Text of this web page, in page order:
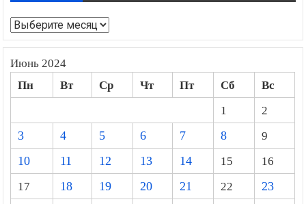
Архивы
Июнь 2024
Пн Вт Ср Чт Пт Сб
Вс
1
2
3
4 5 6 7 8
9
10
11 12 13 14 15
16
17
18 19 20 21 22
23